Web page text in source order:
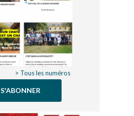
> Tous les numéros
S'ABONNER